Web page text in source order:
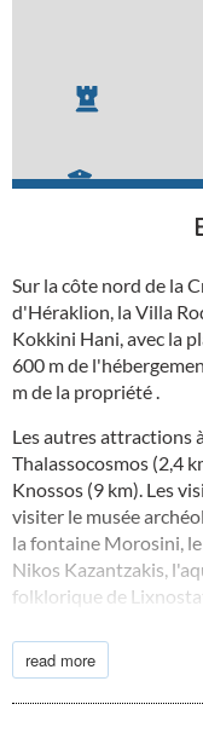
Sur la côte nord de la
d'Héraklion, la Villa
Kokkini Hani, avec la
600 m de
m de la propriété .
Les autres attractions
Thalassocosmos (2,4
Knossos (9 km). Les
visiter le musée
la fontaine Morosini,
Nikos Kazantzakis,
folklorique de
Les restaurants
Café (200 m),
read more